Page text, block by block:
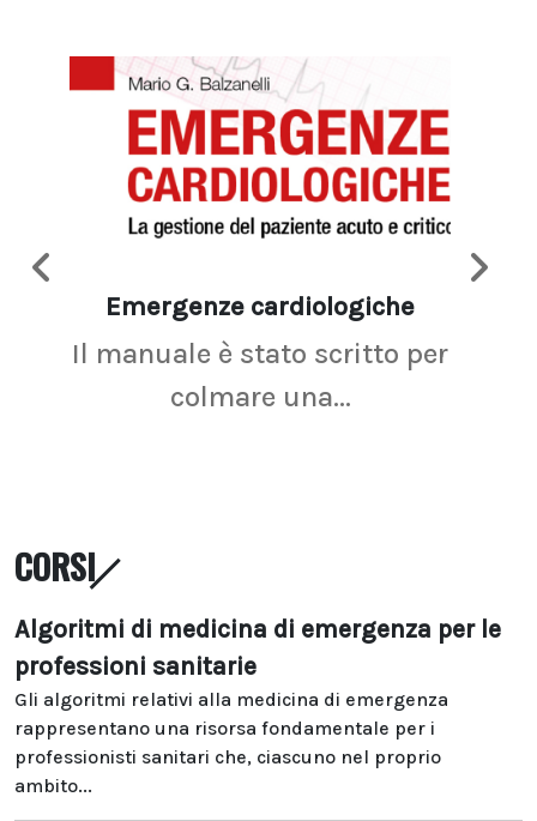
Emergenze cardiologiche
Il manuale è stato scritto per
colmare una...
CORSI
Algoritmi di medicina di emergenza per le
professioni sanitarie
Gli algoritmi relativi alla medicina di emergenza
rappresentano una risorsa fondamentale per i
professionisti sanitari che, ciascuno nel proprio
ambito...